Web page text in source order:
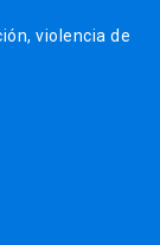
violencia de